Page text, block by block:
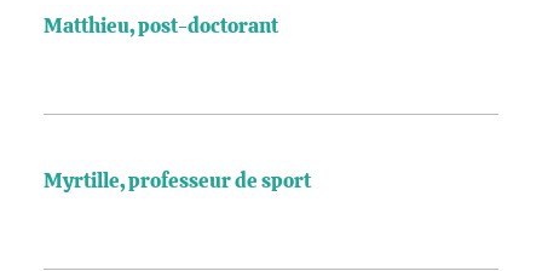
Matthieu, post-doctorant
Myrtille, professeur de sport